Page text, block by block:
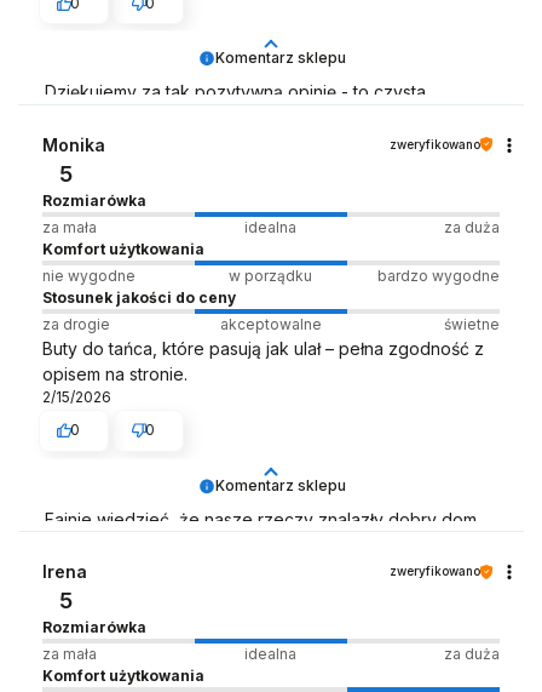
Komentarz sklepu
Dziękujemy za tak pozytywną opinię - to czysta
czas i wysiłek włożony w podzielenie się z nami Twoimi
doświadczeniami. Do zobaczenia! Zespół LELKA 🦋
Komentarz sklepu
Fajnie wiedzieć, że nasze rzeczy znalazły dobry dom
Zespół LELKA 🦋
Monika zweryfikowano
5
Rozmiarówka
za mała
idealna
za duża
Komfort użytkowania
nie wygodne
w porządku
bardzo wygodne
Stosunek jakości do ceny
za drogie
akceptowalne świetne
Buty do tańca, które pasują jak ulał – pełna zgodność z
opisem na stronie.
2/15/2026
0
0
Irena zweryfikowano
5
Rozmiarówka
za mała
idealna
za duża
Komfort użytkowania